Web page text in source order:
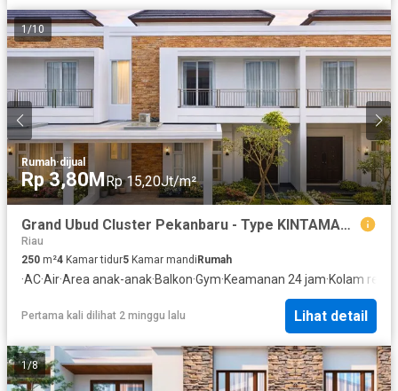
1/10
Rumah·dijual
Rp 3,80MRp 15,20Jt/m²
Grand Ubud Cluster Pekanbaru - Type KINTAMANI (9x25) - Rumah Pekanbaru Dijual
Riau
250 m²4 Kamar tidur5 Kamar mandi Rumah
·AC·Air·Area anak-anak·Balkon·Gym·Keamanan 24 jam·Kolam
Pertama kali dilihat 2 minggu lalu Lihat detail
1/8